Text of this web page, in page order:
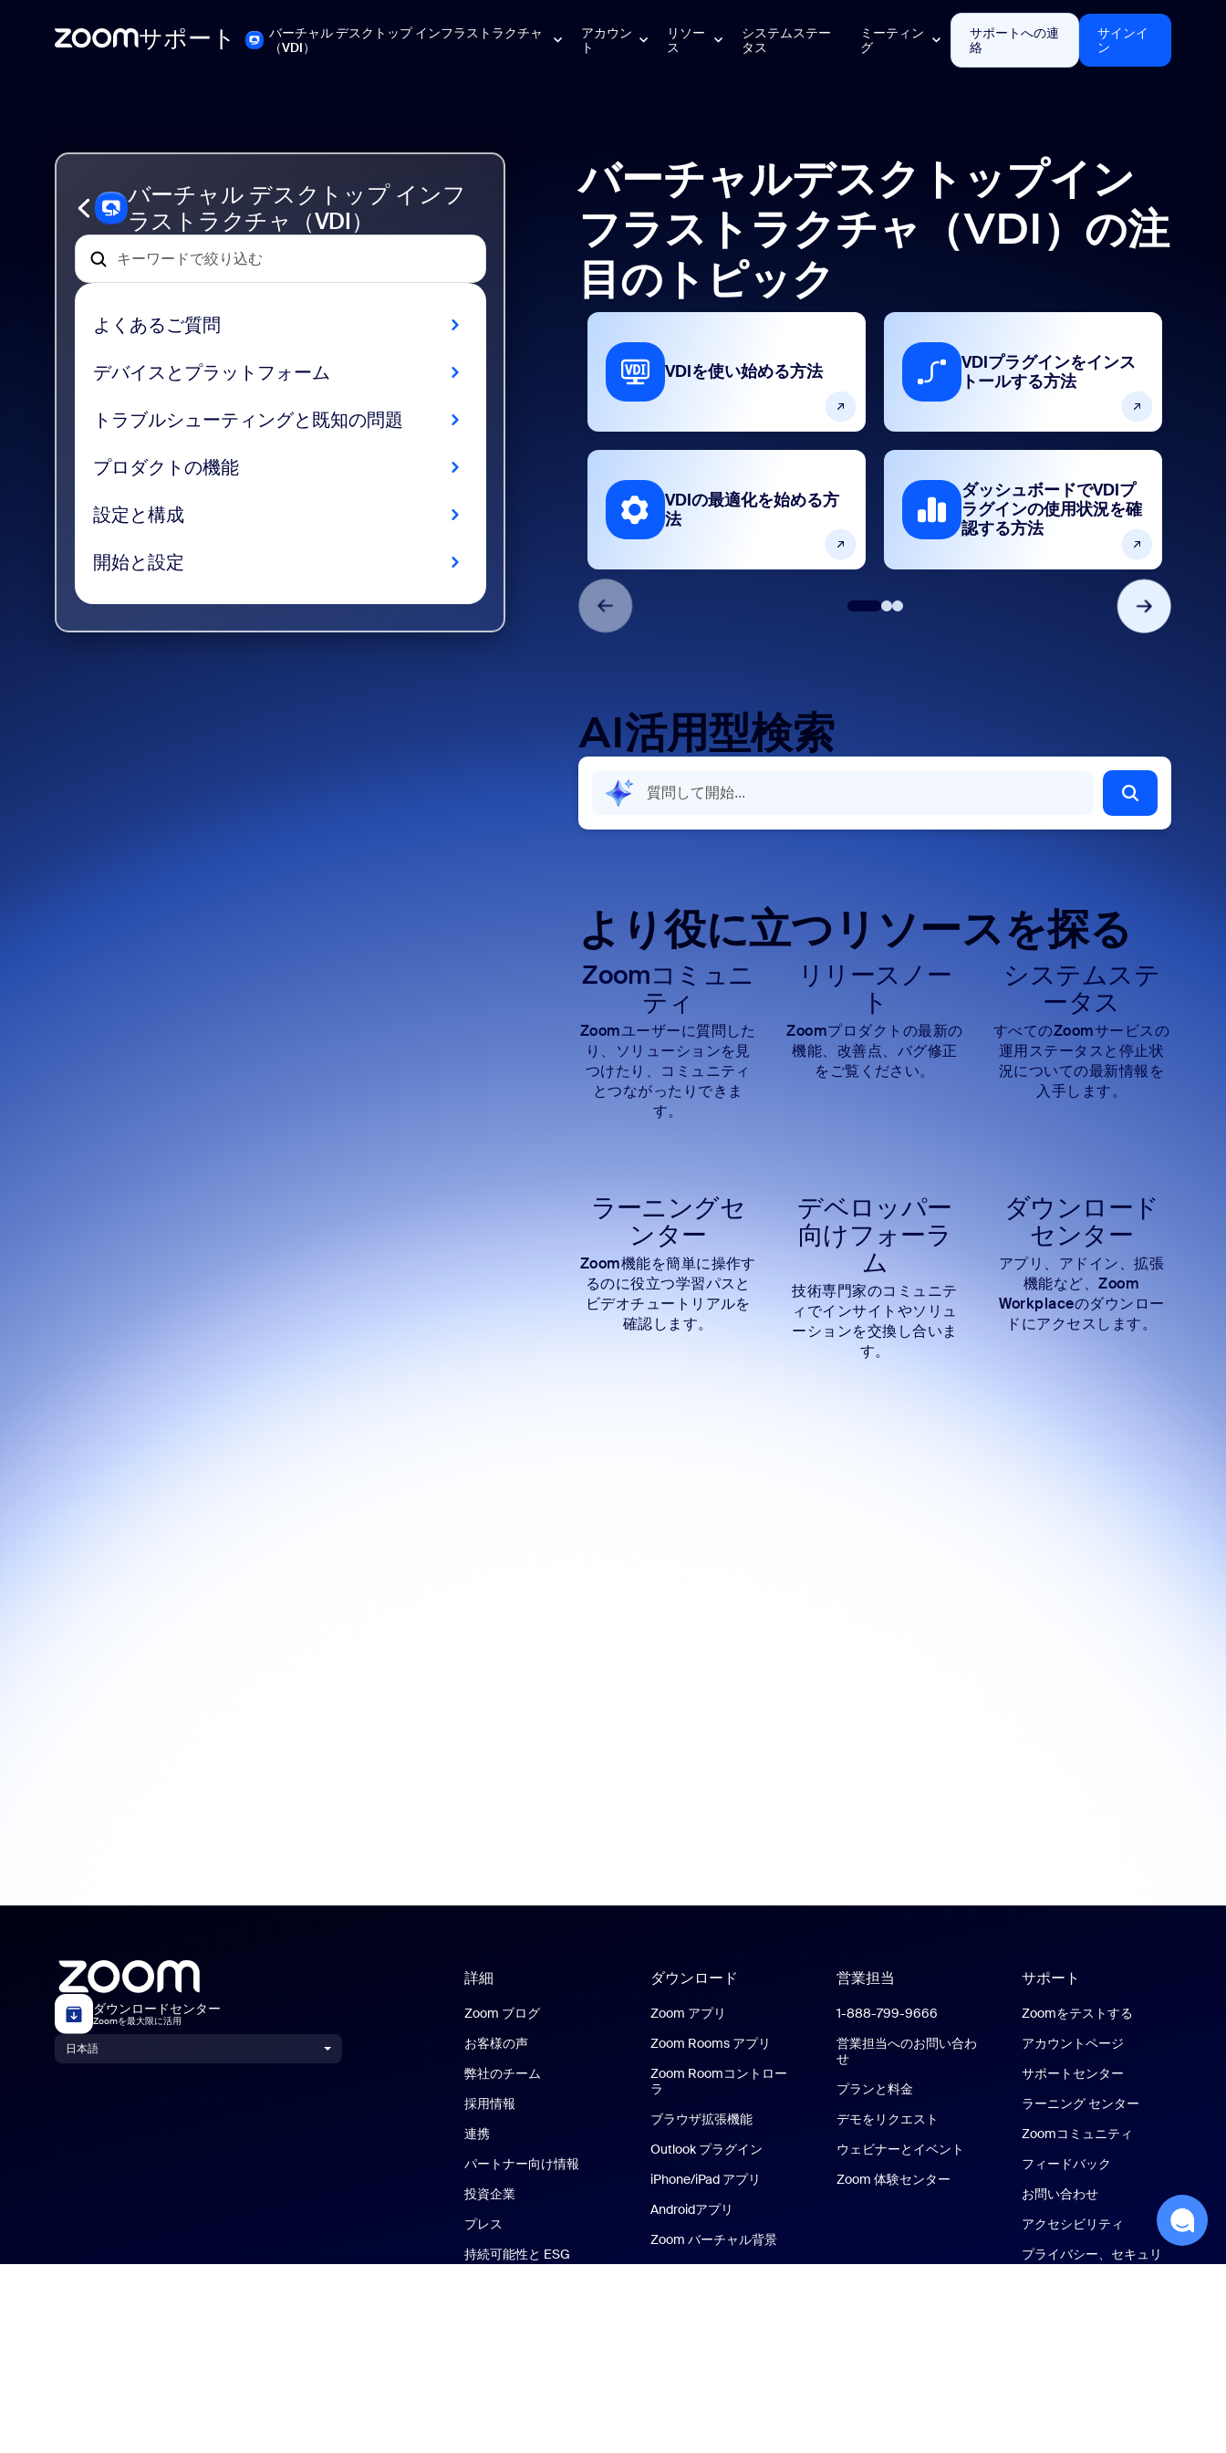
サポート
バーチャル デスクトップ インフラストラクチャ
（VDI）
アカウン
ト
リソー
ス
システムステー
タス
ミーティン
グ
サポートへの連
絡
サインイ
ン
バーチャル デスクトップ インフ
ラストラクチャ（VDI）
よくあるご質問
デバイスとプラットフォーム
トラブルシューティングと既知の問題
プロダクトの機能
設定と構成
開始と設定
バーチャルデスクトップイン
フラストラクチャ（VDI）の注
目のトピック
VDIを使い始める方法
VDIの最適化を始める方
法
VDIプラグインをインス
トールする方法
ダッシュボードでVDIプ
ラグインの使用状況を確
認する方法
AI活用型検索
より役に立つリソースを探る
Zoomコミュニ
ティ
Zoomユーザーに質問した
り、ソリューションを見
つけたり、コミュニティ
とつながったりできま
す。
リリースノー
ト
Zoomプロダクトの最新の
機能、改善点、バグ修正
をご覧ください。
システムステ
ータス
すべてのZoomサービスの
運用ステータスと停止状
況についての最新情報を
入手します。
ラーニングセ
ンター
Zoom機能を簡単に操作す
るのに役立つ学習パスと
ビデオチュートリアルを
確認します。
デベロッパー
向けフォーラ
ム
技術専門家のコミュニテ
ィでインサイトやソリュ
ーションを交換し合いま
す。
ダウンロード
センター
アプリ、アドイン、拡張
機能など、Zoom
Workplaceのダウンロー
ドにアクセスします。
ダウンロードセンター
Zoomを最大限に活用
日本語
詳細
Zoom ブログ
お客様の声
弊社のチーム
採用情報
連携
パートナー向け情報
投資企業
プレス
持続可能性と ESG
ダウンロード
Zoom アプリ
Zoom Rooms アプリ
Zoom Roomコントロー
ラ
ブラウザ拡張機能
Outlook プラグイン
iPhone/iPad アプリ
Androidアプリ
Zoom バーチャル背景
営業担当
1-888-799-9666
営業担当へのお問い合わ
せ
プランと料金
デモをリクエスト
ウェビナーとイベント
Zoom 体験センター
サポート
Zoomをテストする
アカウントページ
サポートセンター
ラーニング センター
Zoomコミュニティ
フィードバック
お問い合わせ
アクセシビリティ
プライバシー、セキュリ
ティ、リーガルポリシ